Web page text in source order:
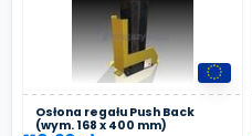
Osłona regału Push Back
(wym. 168 x 400 mm)